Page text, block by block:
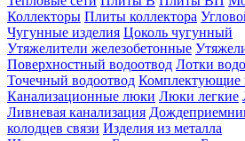
Коллекторы Плиты коллектора
Чугунные изделия Цоколь чугунный
Утяжелители железобетонные
Поверхностный водоотвод Лотки
Точечный водоотвод Комплектующие
Канализационные люки Люки легкие
Ливневая канализация
колодцев связи Изделия из металла